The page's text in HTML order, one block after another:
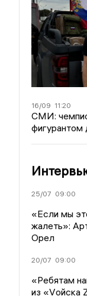
16/09 11:20
СМИ:
фигурантом
25/07 09:00
«Если мы
жалеть»:
Орел
20/07 09:00
«Ребятам
из «Vойска